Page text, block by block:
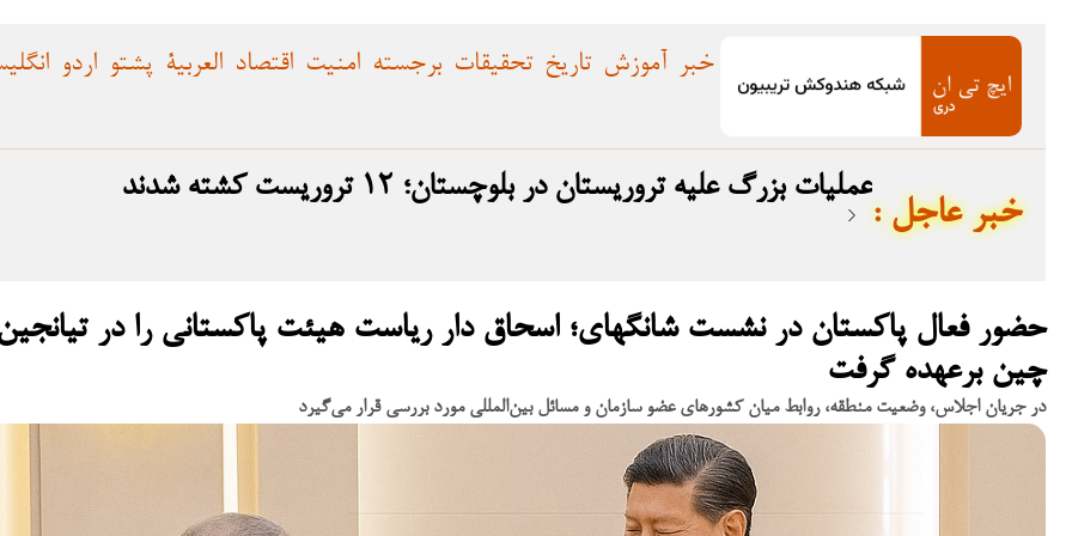
اقتصاد امنیت برجسته تحقیقات تاریخ آموزش خبر اردو پشتو العربية
عملیات بزرگ علیه تروریستان در بلوچستان؛ ۱۲ تروریست کشته شدند
: خبر عاجل
حضور فعال پاکستان در نشست شانگهای؛ اسحاق دار ریاست هیئت پاکستانی را در
چین برعهده گرفت
در جریان اجلاس، وضعیت منطقه، روابط میان کشورهای عضو سازمان و مسائل بین‌المللی مورد بررسی قرار می‌گیرد